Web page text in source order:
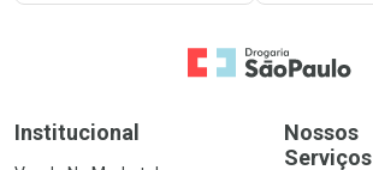
Ir para a Home
Institucional
Nossos
Serviços